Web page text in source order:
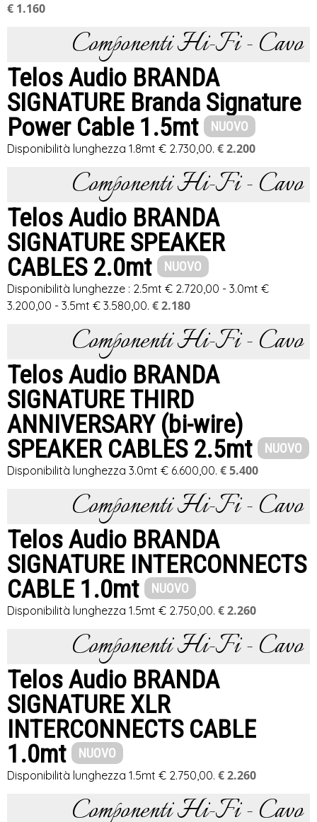
€ 1.160
Componenti Hi-Fi - Cavo
Telos Audio BRANDA
SIGNATURE Branda Signature
Power Cable 1.5mt
NUOVO
Disponibilità lunghezza 1.8mt € 2.730,00. € 2.200
Componenti Hi-Fi - Cavo
Telos Audio BRANDA
SIGNATURE SPEAKER
CABLES 2.0mt
NUOVO
Disponibilità lunghezze : 2.5mt € 2.720,00 - 3.0mt €
3.200,00 - 3.5mt € 3.580,00. € 2.180
Componenti Hi-Fi - Cavo
Telos Audio BRANDA
SIGNATURE THIRD
ANNIVERSARY (bi-wire)
SPEAKER CABLES 2.5mt
NUOVO
Disponibilità lunghezza 3.0mt € 6.600,00. € 5.400
Componenti Hi-Fi - Cavo
Telos Audio BRANDA
SIGNATURE INTERCONNECTS
CABLE 1.0mt
NUOVO
Disponibilità lunghezza 1.5mt € 2.750,00. € 2.260
Componenti Hi-Fi - Cavo
Telos Audio BRANDA
SIGNATURE XLR
INTERCONNECTS CABLE
1.0mt
NUOVO
Disponibilità lunghezza 1.5mt € 2.750,00. € 2.260
Componenti Hi-Fi - Cavo